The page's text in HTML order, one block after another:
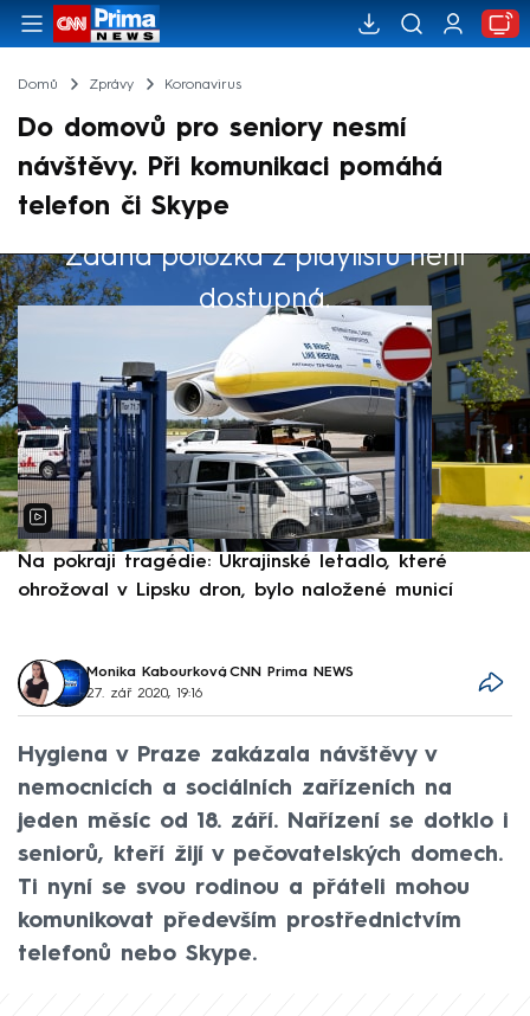
Domů Zprávy Koronavirus
Do domovů pro seniory nesmí
návštěvy. Při komunikaci pomáhá
telefon či Skype
Žádná položka z playlistu není
dostupná.
Výběr redakce
Na pokraji tragédie: Ukrajinské letadlo, které
ohrožoval v Lipsku dron, bylo naložené municí
Monika Kabourková, CNN Prima NEWS
27. zář 2020, 19:16
Hygiena v Praze zakázala návštěvy v
nemocnicích a sociálních zařízeních na
jeden měsíc od 18. září. Nařízení se dotklo i
seniorů, kteří žijí v pečovatelských domech.
Ti nyní se svou rodinou a přáteli mohou
komunikovat především prostřednictvím
telefonů nebo Skype.